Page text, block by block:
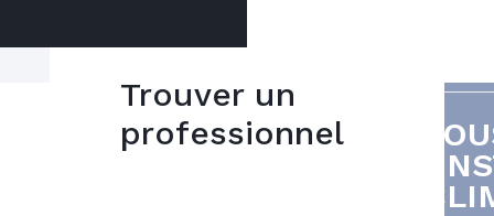
Votre projet
Trouver un
professionnel
5